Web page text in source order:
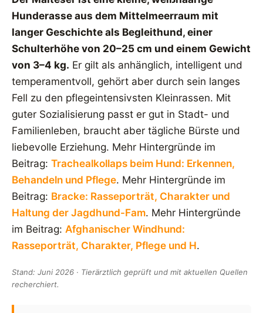
Hunderasse aus dem Mittelmeerraum mit
langer Geschichte als Begleithund, einer
Schulterhöhe von 20–25 cm und einem Gewicht
von 3–4 kg. Er gilt als anhänglich, intelligent und
temperamentvoll, gehört aber durch sein langes
Fell zu den pflegeintensivsten Kleinrassen. Mit
guter Sozialisierung passt er gut in Stadt- und
Familienleben, braucht aber tägliche Bürste und
liebevolle Erziehung. Mehr Hintergründe im
Beitrag: Trachealkollaps beim Hund: Erkennen,
Behandeln und Pflege. Mehr Hintergründe im
Beitrag: Bracke: Rasseporträt, Charakter und
Haltung der Jagdhund-Fam. Mehr Hintergründe
im Beitrag: Afghanischer Windhund:
Rasseporträt, Charakter, Pflege und H.
Stand: Juni 2026 · Tierärztlich geprüft und mit aktuellen Quellen
recherchiert.